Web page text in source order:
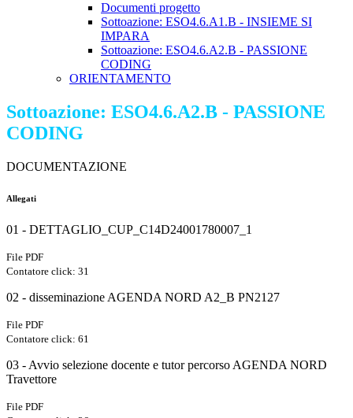
Documenti progetto
Sottoazione: ESO4.6.A1.B - INSIEME SI
IMPARA
Sottoazione: ESO4.6.A2.B - PASSIONE
CODING
ORIENTAMENTO
Sottoazione: ESO4.6.A2.B - PASSIONE
CODING
DOCUMENTAZIONE
Allegati
01 - DETTAGLIO_CUP_C14D24001780007_1
File PDF
Contatore click: 31
02 - disseminazione AGENDA NORD A2_B PN2127
File PDF
Contatore click: 61
03 - Avvio selezione docente e tutor percorso AGENDA NORD
Travettore
File PDF